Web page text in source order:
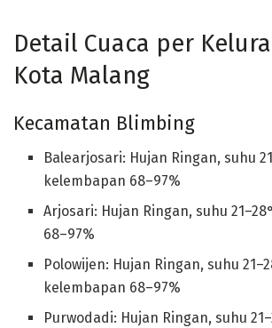
Detail Cuaca per
Kota Malang
Kecamatan Blimbing
Balearjosari: Hujan Ringan, suhu
kelembapan 68–97%
Arjosari: Hujan Ringan, suhu
68–97%
Polowijen: Hujan Ringan, suhu
kelembapan 68–97%
Purwodadi: Hujan Ringan, suhu